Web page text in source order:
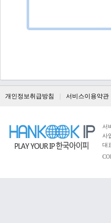
개인정보취급방침 서비스이용약관
서
사
대